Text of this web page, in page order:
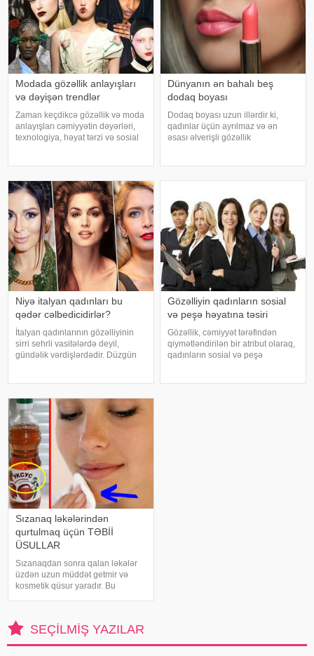
Modada gözəllik anlayışları
və dəyişən trendlər
Zaman keçdikcə gözəllik və moda
anlayışları cəmiyyətin dəyərləri,
texnologiya, həyat tərzi və sosial
müşahidə edilən trendlə
Dünyanın ən bahalı beş
dodaq boyası
Dodaq boyası uzun illərdir ki,
qadınlar üçün ayrılmaz və ən
əsası əlverişli gözəllik
bununla belə kifayət qədər
Niyə italyan qadınları bu
qədər cəlbedicidirlər?
İtalyan qadınlarının gözəlliyinin
sirri sehrli vasitələrdə deyil,
gündəlik vərdişlərdədir. Düzgün
qadınlıqlarını qorumağa kömə
Gözəlliyin qadınların sosial
və peşə həyatına təsiri
Gözəllik, cəmiyyət tərəfindən
qiymətləndirilən bir atribut olaraq,
qadınların sosial və peşə
Sızanaq ləkələrindən
qurtulmaq üçün TƏBİİ
ÜSULLAR
Sızanaqdan sonra qalan ləkələr
üzdən uzun müddət getmir və
kosmetik qüsur yaradır. Bu
Xiyar hamar dəriyə sahib olmaq
üçün ən rahat vasitələrdən biridir
SEÇILMIŞ YAZILAR